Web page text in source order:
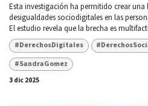
Esta investigación ha permitido crear
desigualdades sociodigitales en las
El estudio revela que la brecha es
#DerechosDigitales
#SandraGomez
3 dic 2025